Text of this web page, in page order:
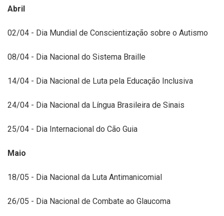
Abril
02/04 - Dia Mundial de Conscientização sobre o Autismo
08/04 - Dia Nacional do Sistema Braille
14/04 - Dia Nacional de Luta pela Educação Inclusiva
24/04 - Dia Nacional da Língua Brasileira de Sinais
25/04 - Dia Internacional do Cão Guia
Maio
18/05 - Dia Nacional da Luta Antimanicomial
26/05 - Dia Nacional de Combate ao Glaucoma